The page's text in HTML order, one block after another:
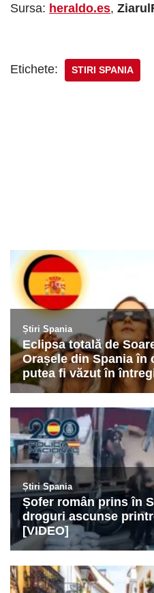
Sursa: heraldo.es,
Etichete: STIRI SPANIA